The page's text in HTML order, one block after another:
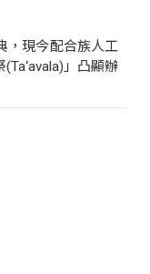
，現今配合族人工
」凸顯辦